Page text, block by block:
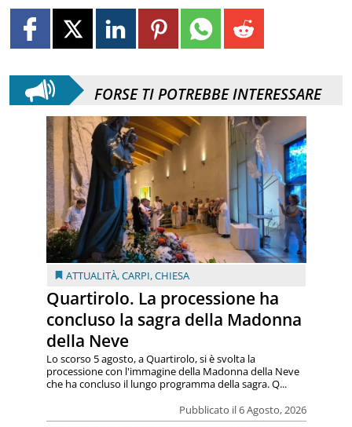
FORSE TI POTREBBE INTERESSARE
ATTUALITÀ,CARPI,CHIESA
Quartirolo. La processione ha
concluso la sagra della Madonna
della Neve
Pubblicato il 6 Agosto, 2026
Lo scorso 5 agosto, a Quartirolo, si è svolta la
processione con l'immagine della Madonna della Neve
che ha concluso il lungo programma della sagra. Q...